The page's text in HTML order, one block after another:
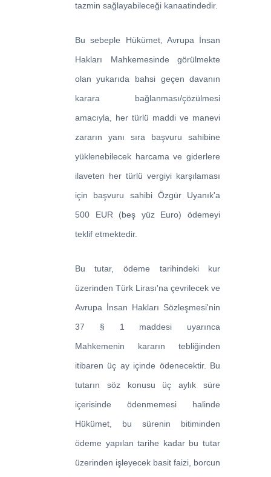
tazmin sağlayabileceği kanaatindedir.
Bu sebeple Hükümet, Avrupa İnsan
Hakları Mahkemesinde görülmekte
olan yukarıda bahsi geçen davanın
karara bağlanması/çözülmesi
amacıyla, her türlü maddi ve manevi
zararın yanı sıra başvuru sahibine
yüklenebilecek harcama ve giderlere
ilaveten her türlü vergiyi karşılaması
için başvuru sahibi Özgür Uyanık'a
500 EUR (beş yüz Euro) ödemeyi
teklif etmektedir.
Bu tutar, ödeme tarihindeki kur
üzerinden Türk Lirası'na çevrilecek ve
Avrupa İnsan Hakları Sözleşmesi'nin
37 § 1 maddesi uyarınca
Mahkemenin kararın tebliğinden
itibaren üç ay içinde ödenecektir. Bu
tutarın söz konusu üç aylık süre
içerisinde ödenmemesi halinde
Hükümet, bu sürenin bitiminden
ödeme yapılan tarihe kadar bu tutar
üzerinden işleyecek basit faizi, borcun